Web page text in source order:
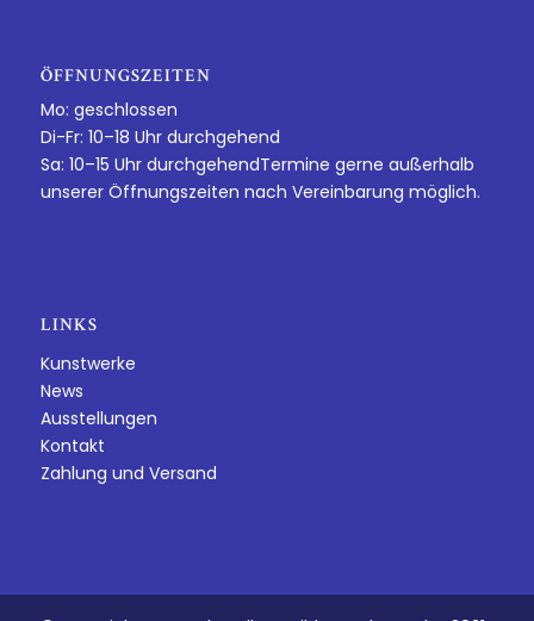
ÖFFNUNGSZEITEN
Mo: geschlossen
Di-Fr: 10–18 Uhr durchgehend
Sa: 10–15 Uhr durchgehendTermine gerne außerhalb
unserer Öffnungszeiten nach Vereinbarung möglich.
LINKS
Kunstwerke
News
Ausstellungen
Kontakt
Zahlung und Versand